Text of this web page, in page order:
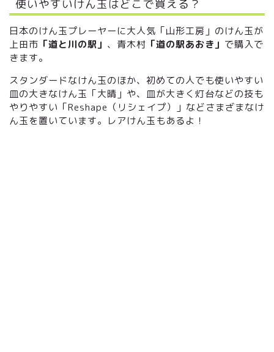
使いやすいけん玉はどこで買える？
日本のけん玉プレーヤーに大人気「山形工房」のけん玉が
上田市 「道と川の駅」 、青木村 「道の駅あおき」 で購入で
きます。
スタンダードなけん玉のほか、初めての人でも使いやすい
皿の大きなけん玉「大晴」や、皿が大きく灯台などの技も
やりやすい「Reshape（リシェイプ）」などさまざまなけ
ん玉を置いています。レアけん玉もあるよ！